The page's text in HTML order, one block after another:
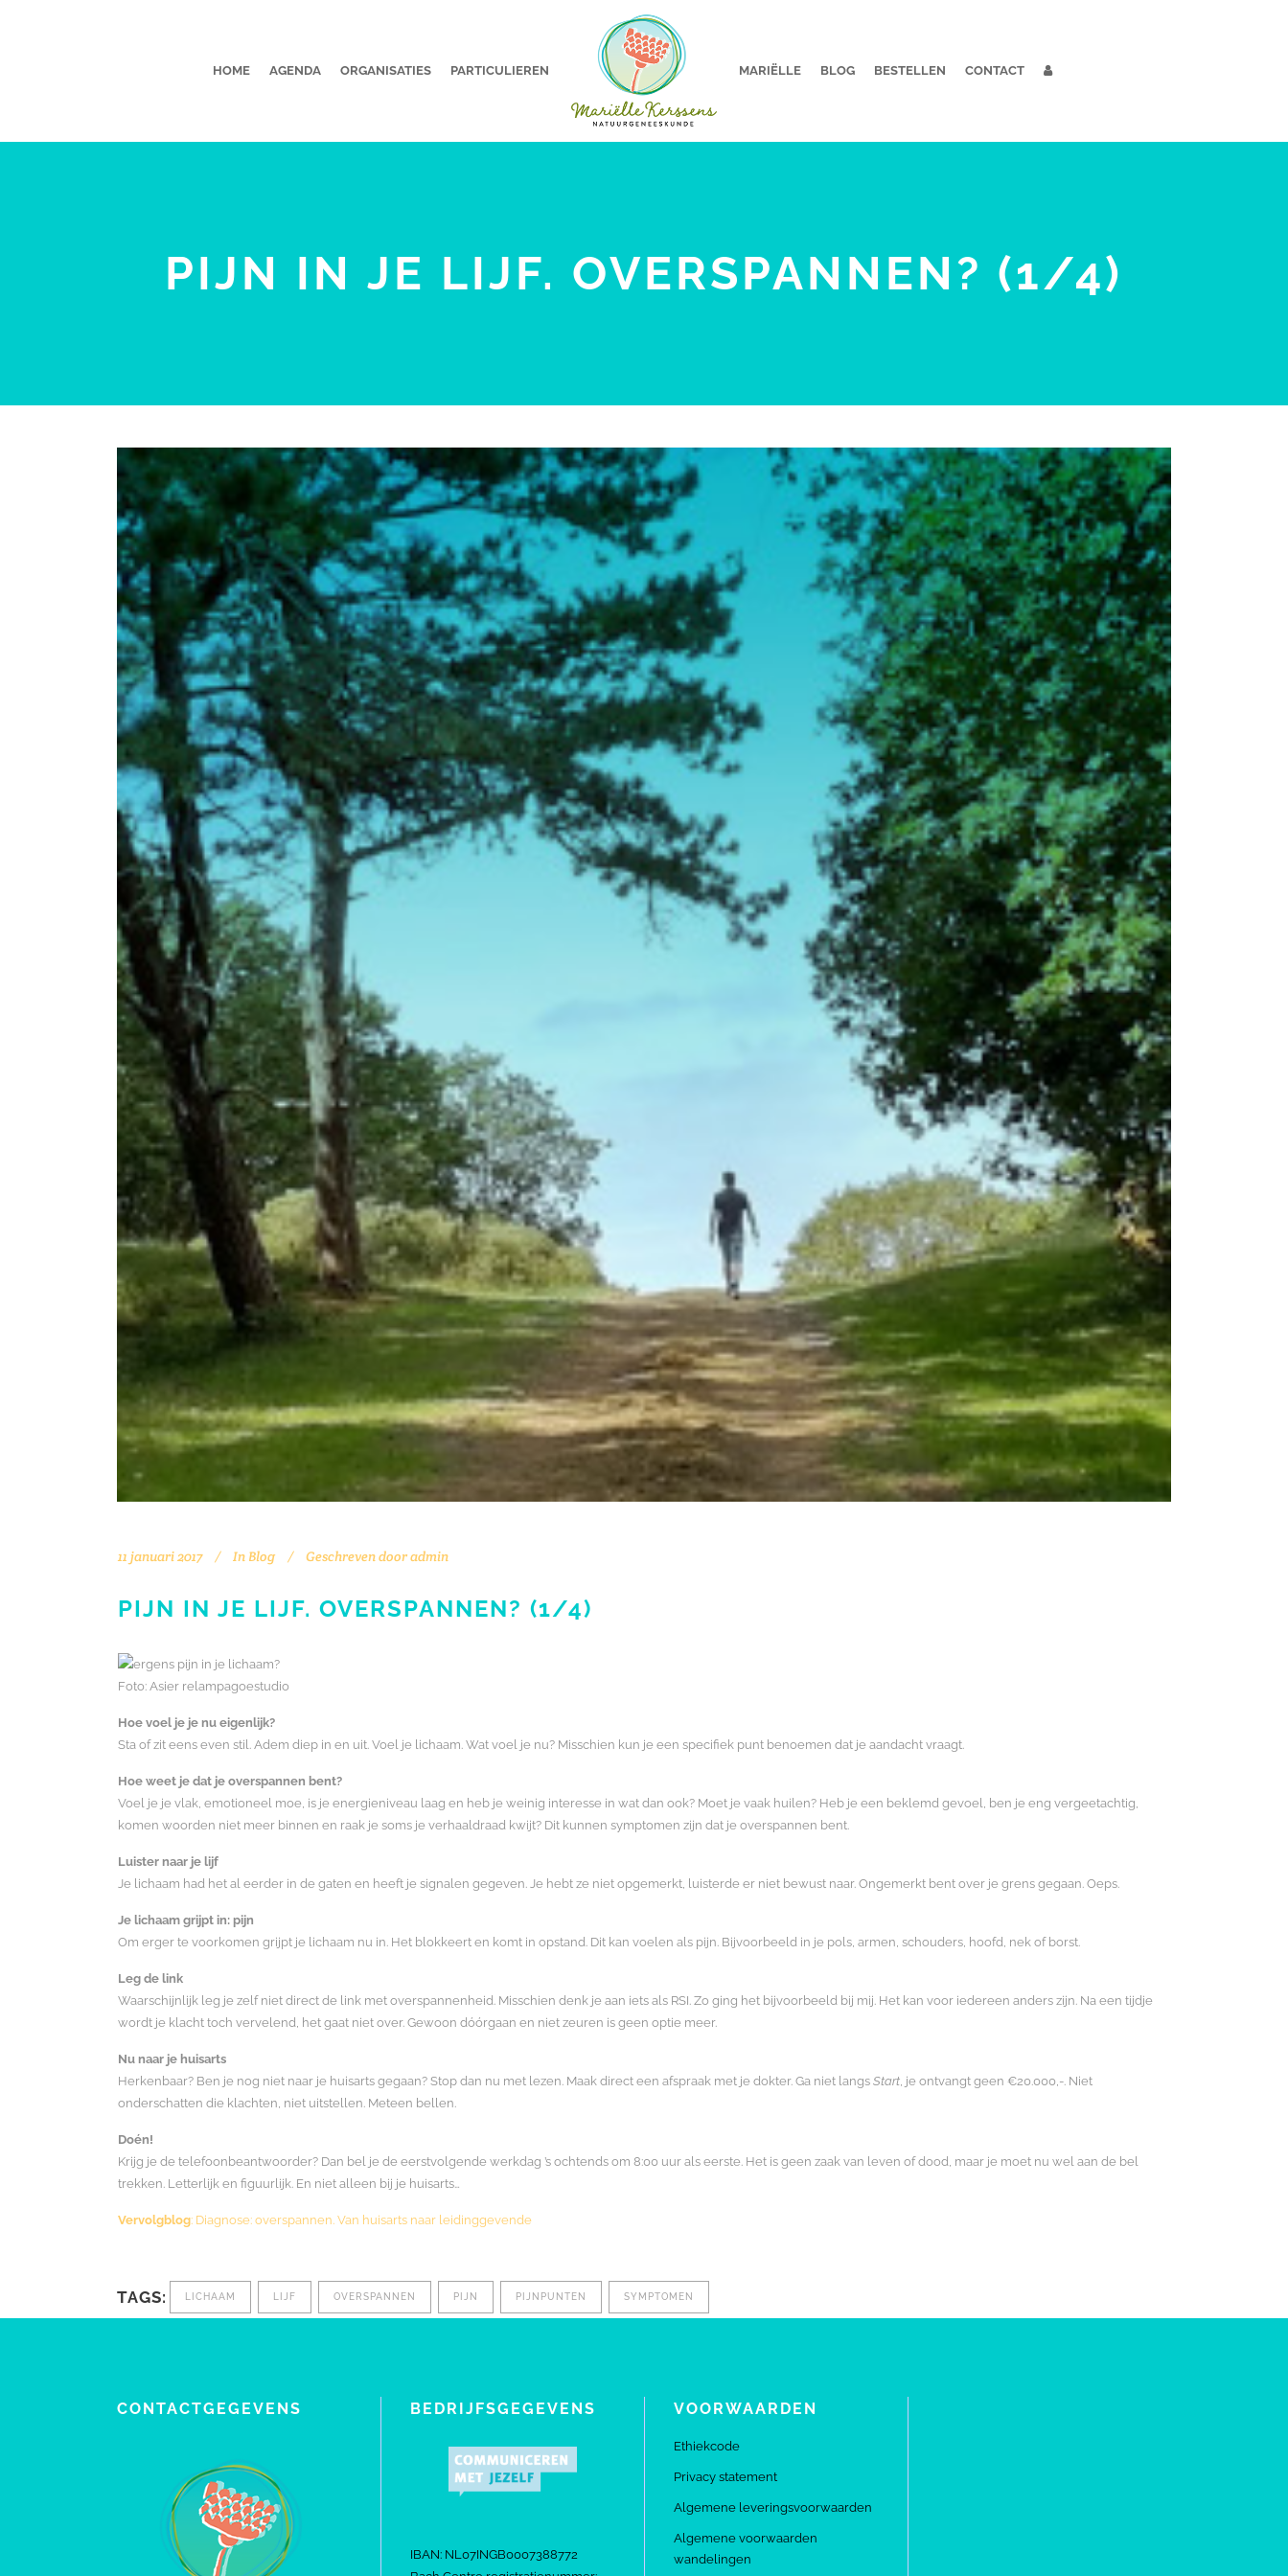
HOME AGENDA ORGANISATIES PARTICULIEREN MARIËLLE BLOG BESTELLEN CONTACT
PIJN IN JE LIJF. OVERSPANNEN? (1/4)
11 januari 2017 In Blog Geschreven dooradmin
PIJN IN JE LIJF. OVERSPANNEN? (1/4)
Foto: Asier relampagoestudio
Hoe voel je je nu eigenlijk?
Sta of zit eens even stil. Adem diep in en uit. Voel je lichaam. Wat voel je nu? Misschien kun je een specifiek punt benoemen dat je aandacht vraagt.
Hoe weet je dat je overspannen bent?
Voel je je vlak, emotioneel moe, is je energieniveau laag en heb je weinig interesse in wat dan ook? Moet je vaak huilen? Heb je een beklemd gevoel, ben je eng vergeetachtig,
komen woorden niet meer binnen en raak je soms je verhaaldraad kwijt? Dit kunnen symptomen zijn dat je overspannen bent.
Luister naar je lijf
Je lichaam had het al eerder in de gaten en heeft je signalen gegeven. Je hebt ze niet opgemerkt, luisterde er niet bewust naar. Ongemerkt bent over je grens gegaan. Oeps.
Je lichaam grijpt in: pijn
Om erger te voorkomen grijpt je lichaam nu in. Het blokkeert en komt in opstand. Dit kan voelen als pijn. Bijvoorbeeld in je pols, armen, schouders, hoofd, nek of borst.
Leg de link
Waarschijnlijk leg je zelf niet direct de link met overspannenheid. Misschien denk je aan iets als RSI. Zo ging het bijvoorbeeld bij mij. Het kan voor iedereen anders zijn. Na een tijdje
wordt je klacht toch vervelend, het gaat niet over. Gewoon dóórgaan en niet zeuren is geen optie meer.
Nu naar je huisarts
Herkenbaar? Ben je nog niet naar je huisarts gegaan? Stop dan nu met lezen. Maak direct een afspraak met je dokter. Ga niet langs Start, je ontvangt geen €20.000,-. Niet
onderschatten die klachten, niet uitstellen. Meteen bellen.
Doén!
Krijg je de telefoonbeantwoorder? Dan bel je de eerstvolgende werkdag ’s ochtends om 8:00 uur als eerste. Het is geen zaak van leven of dood, maar je moet nu wel aan de bel
trekken. Letterlijk en figuurlijk. En niet alleen bij je huisarts…
Vervolgblog: Diagnose: overspannen. Van huisarts naar leidinggevende
TAGS: LICHAAM LIJF OVERSPANNEN PIJN PIJNPUNTEN SYMPTOMEN
CONTACTGEGEVENS BEDRIJFSGEGEVENS
IBAN: NL07INGB0007388772
VOORWAARDEN
Ethiekcode
Privacy statement
Algemene leveringsvoorwaarden
Algemene voorwaarden
wandelingen